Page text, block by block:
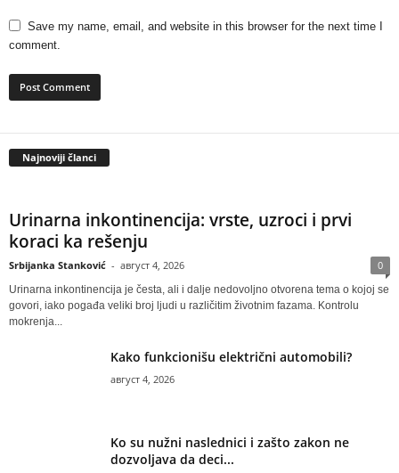
Save my name, email, and website in this browser for the next time I
comment.
Najnoviji članci
Urinarna inkontinencija: vrste, uzroci i prvi
koraci ka rešenju
Srbijanka Stanković - август 4, 2026 0
Urinarna inkontinencija je česta, ali i dalje nedovoljno otvorena tema o kojoj se
govori, iako pogađa veliki broj ljudi u različitim životnim fazama. Kontrolu
mokrenja...
Kako funkcionišu električni automobili?
август 4, 2026
Ko su nužni naslednici i zašto zakon ne
dozvoljava da deci...